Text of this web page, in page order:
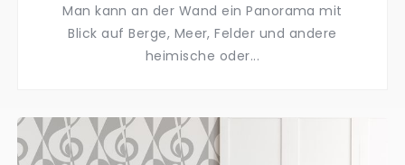
Man kann an der Wand ein Panorama mit
Blick auf Berge, Meer, Felder und andere
heimische oder...